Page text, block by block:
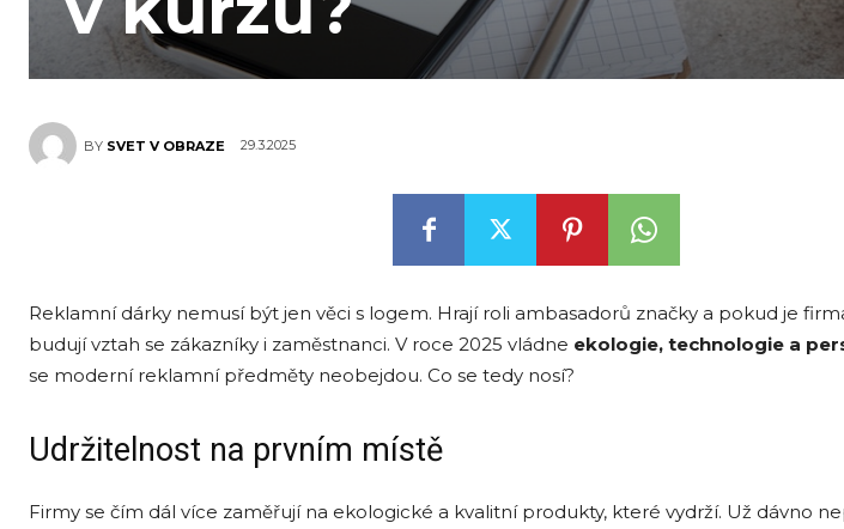
BY SVET V OBRAZE 29.3.2025
Reklamní dárky nemusí být jen věci s logem. Hrají roli ambasadorů značky a pokud je
budují vztah se zákazníky i zaměstnanci. V roce 2025 vládne ekologie, technologie a
se moderní reklamní předměty neobejdou. Co se tedy nosí?
Udržitelnost na prvním místě
Firmy se čím dál více zaměřují na ekologické a kvalitní produkty, které vydrží. Už dávno